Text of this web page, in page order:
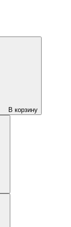
В корзину